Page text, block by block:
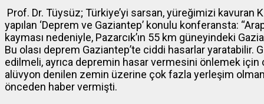
Prof. Dr. Tüysüz; Türkiye’yi sarsan, yüreğimizi kavuran
yapılan ‘Deprem ve Gaziantep’ konulu konferansta:
kayması nedeniyle, Pazarcık’ın 55 km güneyindeki
Bu olası deprem Gaziantep’te ciddi hasarlar yaratabilir.
edilmeli, ayrıca depremin hasar vermesini önlemek
alüvyon denilen zemin üzerine çok fazla yerleşim
önceden haber vermişti.